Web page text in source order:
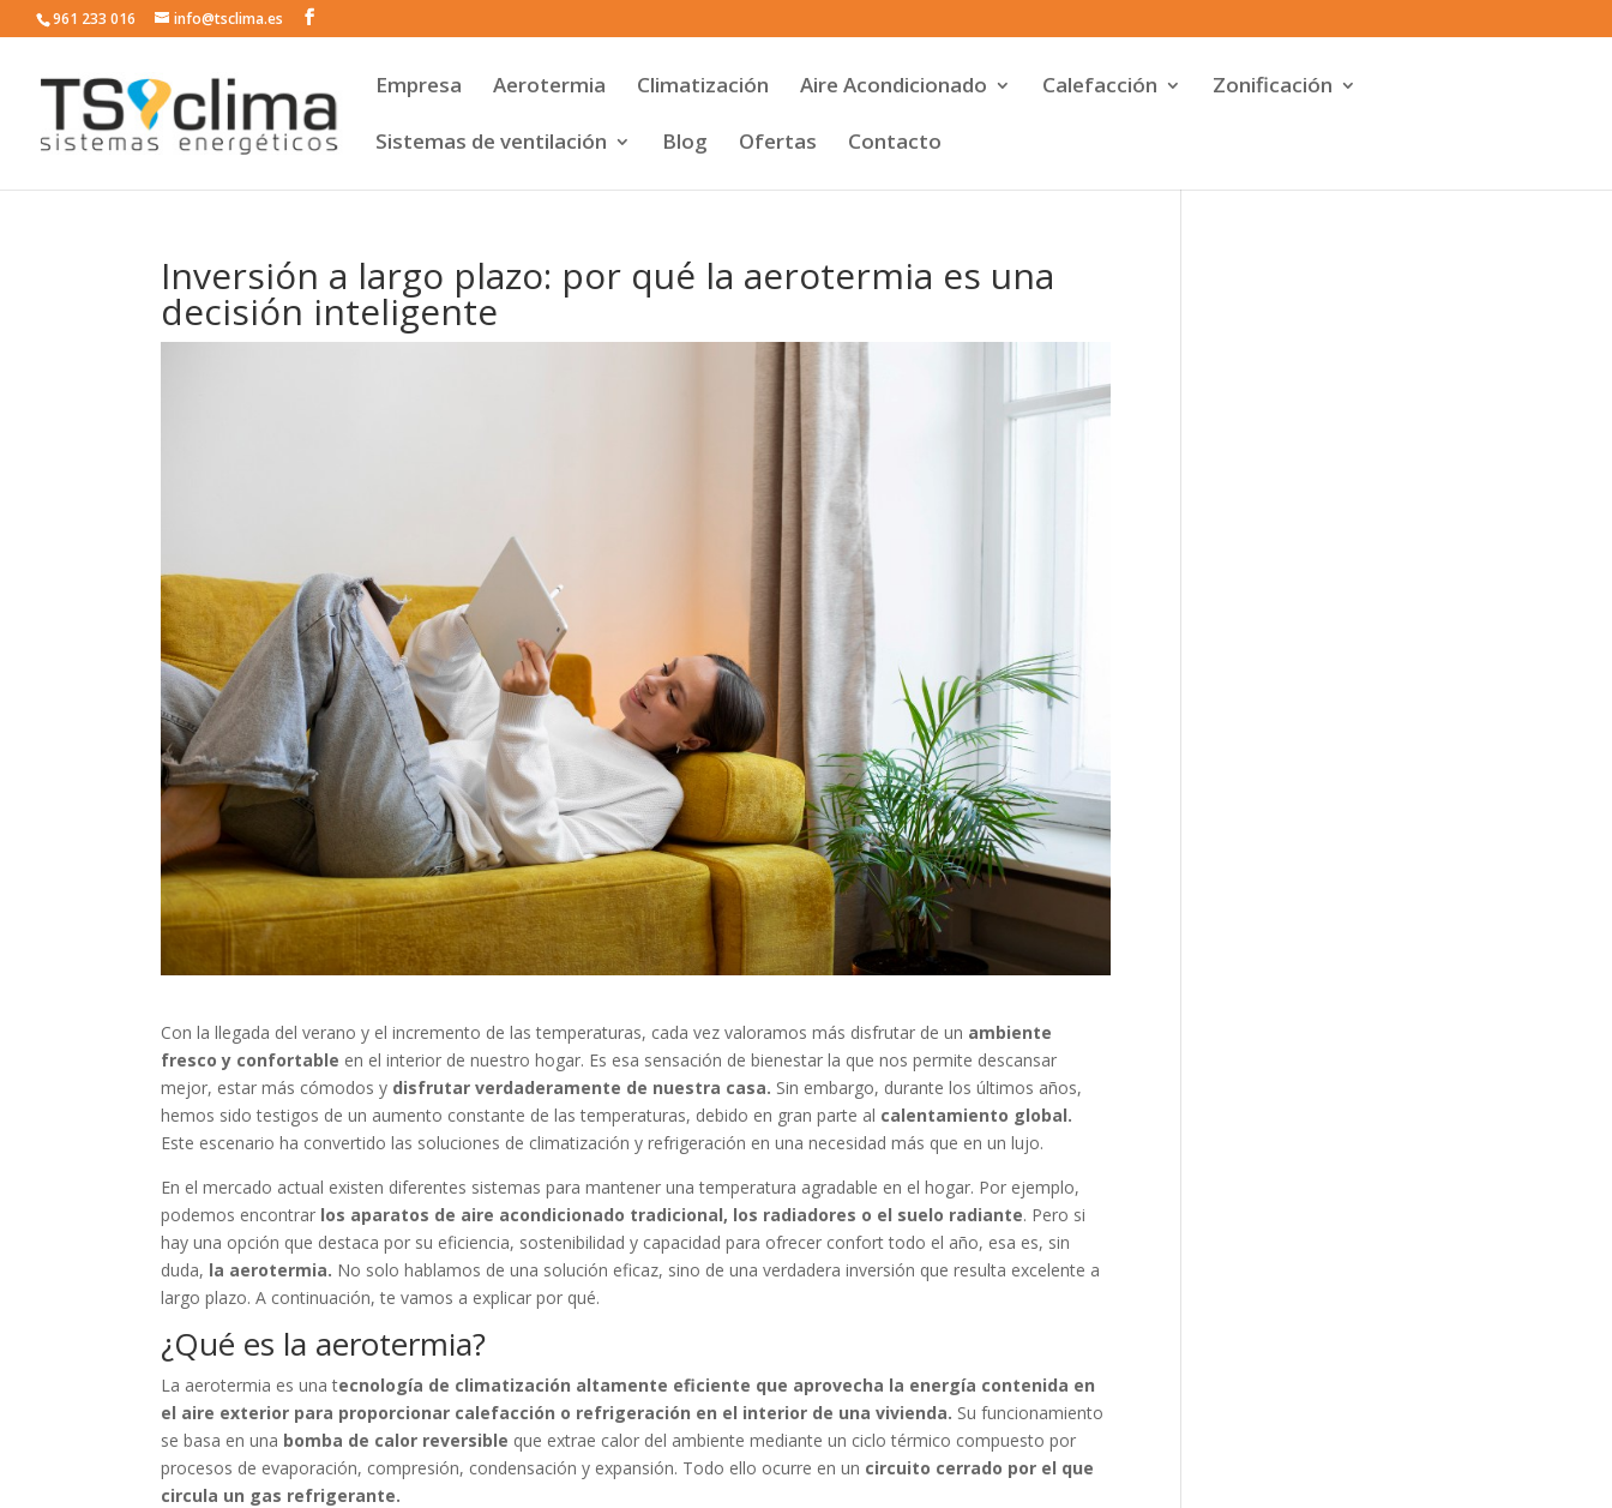
961 233 016 info@tsclima.es
Empresa Aerotermia Climatización Aire Acondicionado Calefacción Zonificación
Sistemas de ventilación Blog Ofertas Contacto
Inversión a largo plazo: por qué la aerotermia es una
decisión inteligente
Con la llegada del verano y el incremento de las temperaturas, cada vez valoramos más disfrutar de un ambiente
fresco y confortable en el interior de nuestro hogar. Es esa sensación de bienestar la que nos permite descansar
mejor, estar más cómodos y disfrutar verdaderamente de nuestra casa. Sin embargo, durante los últimos años,
hemos sido testigos de un aumento constante de las temperaturas, debido en gran parte al calentamiento global.
Este escenario ha convertido las soluciones de climatización y refrigeración en una necesidad más que en un lujo.
En el mercado actual existen diferentes sistemas para mantener una temperatura agradable en el hogar. Por ejemplo,
podemos encontrar los aparatos de aire acondicionado tradicional, los radiadores o el suelo radiante. Pero si
hay una opción que destaca por su eficiencia, sostenibilidad y capacidad para ofrecer confort todo el año, esa es, sin
duda, la aerotermia. No solo hablamos de una solución eficaz, sino de una verdadera inversión que resulta excelente a
largo plazo. A continuación, te vamos a explicar por qué.
¿Qué es la aerotermia?
La aerotermia es una tecnología de climatización altamente eficiente que aprovecha la energía contenida en
el aire exterior para proporcionar calefacción o refrigeración en el interior de una vivienda. Su funcionamiento
se basa en una bomba de calor reversible que extrae calor del ambiente mediante un ciclo térmico compuesto por
procesos de evaporación, compresión, condensación y expansión. Todo ello ocurre en un circuito cerrado por el que
circula un gas refrigerante.